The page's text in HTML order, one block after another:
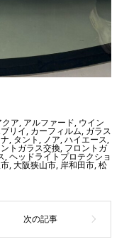
クア, アルファード, ウイン
リイ, カーフィルム, ガラス
,タント , ノア,ハイエース,
トガラス交換, フロントガ
,ヘッドライトプロテクショ
,大阪狭山市, 岸和田市,松